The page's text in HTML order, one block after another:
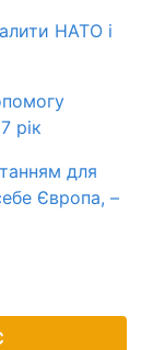
НАТО і
рік
для
Європа, –